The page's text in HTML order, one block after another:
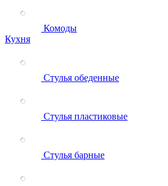
Комоды
Кухня
Стулья обеденные
Стулья пластиковые
Стулья барные